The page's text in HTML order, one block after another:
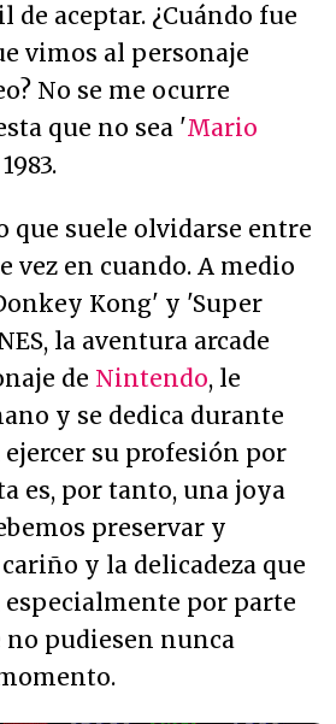
aceptar. ¿Cuándo fue
vimos al personaje
No se me ocurre
que no sea 'Mario
que suele olvidarse entre
vez en cuando. A medio
Kong' y 'Super
la aventura arcade
de Nintendo, le
y se dedica durante
su profesión por
es, por tanto, una joya
preservar y
y la delicadeza que
por parte
no pudiesen nunca